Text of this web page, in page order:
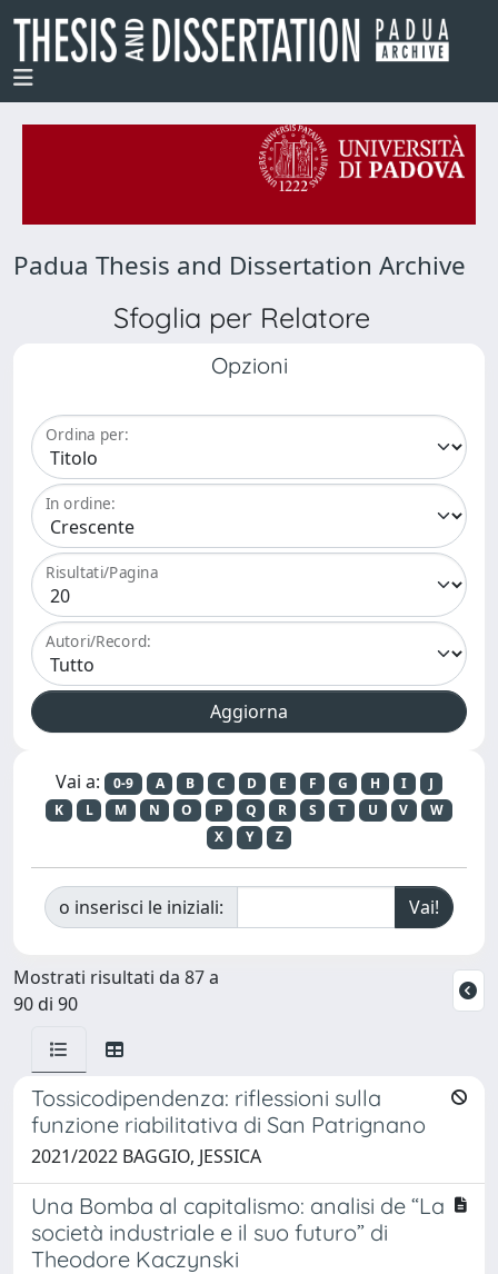
Padua Thesis and Dissertation Archive
Sfoglia per Relatore
Opzioni
Ordina per:
In ordine:
Risultati/Pagina
Autori/Record:
Vai a: 0-9 A B C D E F G H I
J
K
L M N O P Q R S T U V
W
X
Y Z
o inserisci le iniziali:
Mostrati risultati da 87 a
90 di 90
Tossicodipendenza: riflessioni sulla
funzione riabilitativa di San Patrignano
2021/2022 BAGGIO, JESSICA
Una Bomba al capitalismo: analisi de “La
società industriale e il suo futuro” di
Theodore Kaczynski